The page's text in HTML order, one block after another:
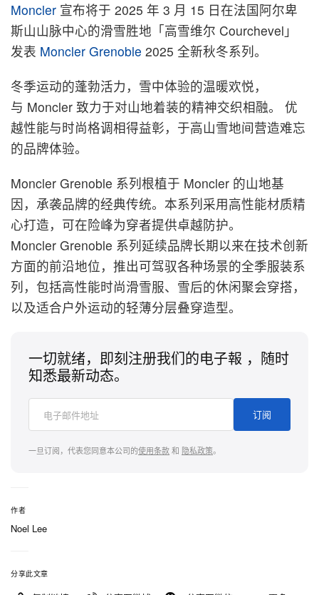
Moncler 宣布将于 2025 年 3 月 15 日在法国阿尔卑
斯山山脉中心的滑雪胜地「高雪维尔 Courchevel」
发表 Moncler Grenoble 2025 全新秋冬系列。
冬季运动的蓬勃活力，雪中体验的温暖欢悦，
与 Moncler 致力于对山地着装的精神交织相融。 优
越性能与时尚格调相得益彰，于高山雪地间营造难忘
的品牌体验。
Moncler Grenoble 系列根植于 Moncler 的山地基
因， 承袭品牌的经典传统。本系列采用高性能材质精
心打造，可在险峰为穿者提供卓越防护。
Moncler Grenoble 系列延续品牌长期以来在技术创新
方面的前沿地位，推出可驾驭各种场景的全季服装系
列，包括高性能时尚滑雪服、 雪后的休闲聚会穿搭，
以及适合户外运动的轻薄分层叠穿造型。
一切就绪，即刻注册我们的电子報 ，随时
知悉最新动态。
订阅
一旦订阅，代表您同意本公司的使用条款和 隐私政策。
作者
Noel Lee
分享此文章